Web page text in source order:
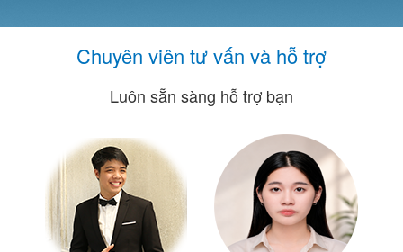
Chuyên viên tư vấn và hỗ trợ
Luôn sẵn sàng hỗ trợ bạn